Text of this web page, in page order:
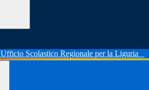
Ufficio Scolastico Regionale per la Liguria